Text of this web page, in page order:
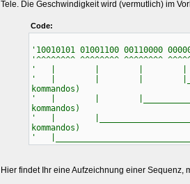
Tele. Die Geschwindigkeit wird (vermutlich) im
Code:
'10010101 01001100 00110000
'^^^^^^^^ ^^^^^^^^ ^^^^^^^^
' | | | |
' | | |
kommandos)
' | |
kommandos)
' |
kommandos)
'
Hier findet Ihr eine Aufzeichnung einer Sequenz,